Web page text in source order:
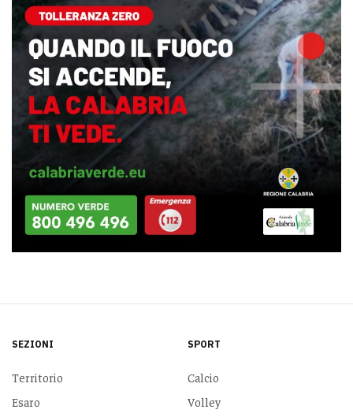
SEZIONI
Territorio
Esaro
SPORT
Calcio
Volley